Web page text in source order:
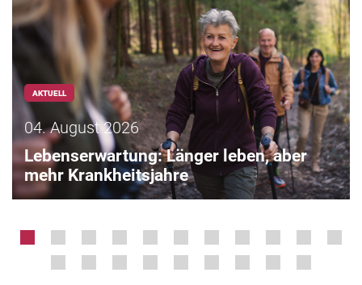
AKTUELL
04. August 2026
Lebenserwartung: Länger leben, aber
mehr Krankheitsjahre